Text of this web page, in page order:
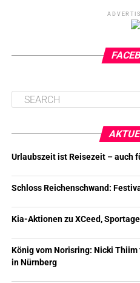
Urlaubszeit ist Reisezeit – auch
Schloss Reichenschwand:
Kia-Aktionen zu XCeed,
König vom Norisring: Nicki
in Nürnberg